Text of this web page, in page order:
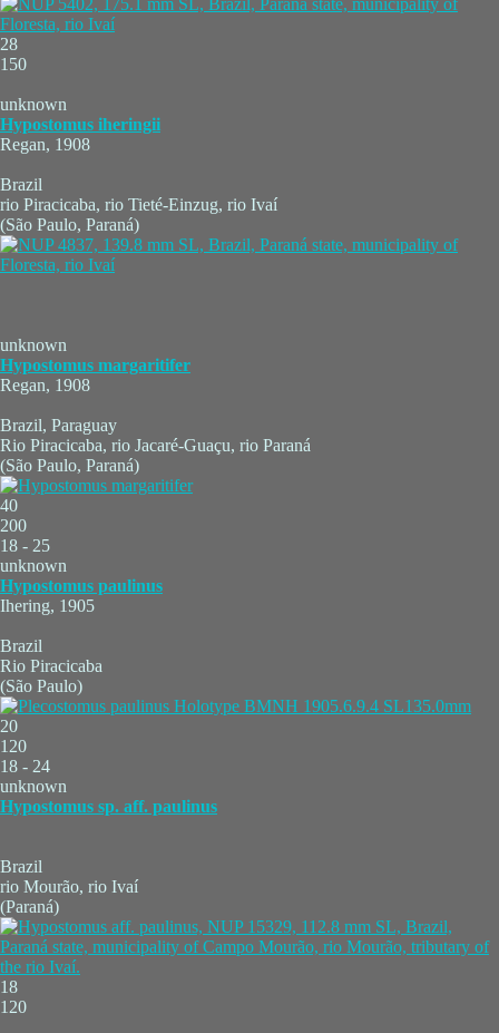
28
150
unknown
Hypostomus iheringii
Regan, 1908
Brazil
rio Piracicaba, rio Tieté-Einzug, rio Ivaí
(São Paulo, Paraná)
unknown
Hypostomus margaritifer
Regan, 1908
Brazil, Paraguay
Rio Piracicaba, rio Jacaré-Guaçu, rio Paraná
(São Paulo, Paraná)
40
200
18 - 25
unknown
Hypostomus paulinus
Ihering, 1905
Brazil
Rio Piracicaba
(São Paulo)
20
120
18 - 24
unknown
Hypostomus sp. aff. paulinus
Brazil
rio Mourão, rio Ivaí
(Paraná)
18
120